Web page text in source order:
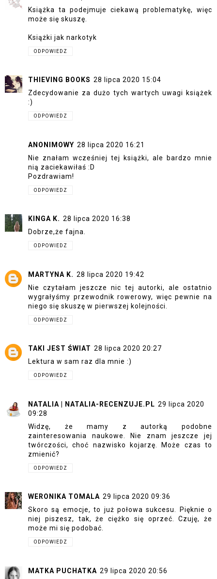
Książka ta podejmuje ciekawą problematykę, więc
może się skuszę.
Książki jak narkotyk
ODPOWIEDZ
THIEVING BOOKS 28 lipca 2020 15:04
Zdecydowanie za dużo tych wartych uwagi książek
:)
ODPOWIEDZ
ANONIMOWY 28 lipca 2020 16:21
Nie znałam wcześniej tej książki, ale bardzo mnie
nią zaciekawiłaś :D
Pozdrawiam!
ODPOWIEDZ
KINGA K. 28 lipca 2020 16:38
Dobrze,że fajna.
ODPOWIEDZ
MARTYNA K. 28 lipca 2020 19:42
Nie czytałam jeszcze nic tej autorki, ale ostatnio
wygrałyśmy przewodnik rowerowy, więc pewnie na
niego się skuszę w pierwszej kolejności.
ODPOWIEDZ
TAKI JEST ŚWIAT 28 lipca 2020 20:27
Lektura w sam raz dla mnie :)
ODPOWIEDZ
NATALIA | NATALIA-RECENZUJE.PL 29 lipca 2020
09:28
Widzę, że mamy z autorką podobne
zainteresowania naukowe. Nie znam jeszcze jej
twórczości, choć nazwisko kojarzę. Może czas to
zmienić?
ODPOWIEDZ
WERONIKA TOMALA 29 lipca 2020 09:36
Skoro są emocje, to już połowa sukcesu. Pięknie o
niej piszesz, tak, że ciężko się oprzeć. Czuję, że
może mi się podobać.
ODPOWIEDZ
MATKA PUCHATKA 29 lipca 2020 20:56